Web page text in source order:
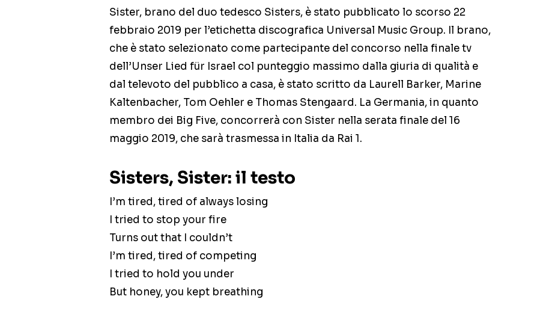
Sister, brano del duo tedesco Sisters, è stato pubblicato lo scorso 22
febbraio 2019 per l’etichetta discografica Universal Music Group. Il brano,
che è stato selezionato come partecipante del concorso nella finale tv
dell’Unser Lied für Israel col punteggio massimo dalla giuria di qualità e
dal televoto del pubblico a casa, è stato scritto da Laurell Barker, Marine
Kaltenbacher, Tom Oehler e Thomas Stengaard. La Germania, in quanto
membro dei Big Five, concorrerà con Sister nella serata finale del 16
maggio 2019, che sarà trasmessa in Italia da Rai 1.
Sisters, Sister: il testo
I’m tired, tired of always losing
I tried to stop your fire
Turns out that I couldn’t
I’m tired, tired of competing
I tried to hold you under
But honey, you kept breathing